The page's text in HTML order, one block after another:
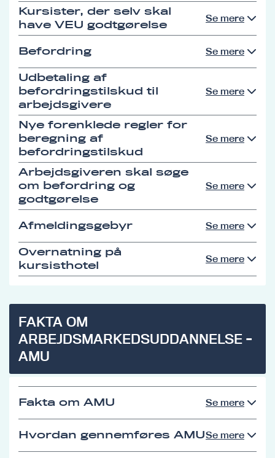
Kursister, der selv skal
have VEU godtgørelse
Se mere
Befordring Se mere
Udbetaling af
befordringstilskud til
arbejdsgivere
Se mere
Nye forenklede regler for
beregning af
befordringstilskud
Se mere
Arbejdsgiveren skal søge
om befordring og
godtgørelse
Se mere
Afmeldingsgebyr Se mere
Overnatning på
kursisthotel
Se mere
FAKTA OM
ARBEJDSMARKEDSUDDANNELSE -
AMU
Fakta om AMU Se mere
Hvordan gennemføres AMUSe mere